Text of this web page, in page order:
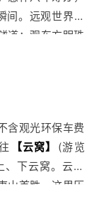
拍摄地—— 【乌
AAAA级景区水
圣旨馆等），
景区】
杭州风月美景
观鱼（西湖十
，苏堤春晓（西
）；观三潭印
不含往返电瓶
尝价值38元西
拍摄地——【乌
廊桥，财神湾、
启绚丽“夜景模
间。远观世界第
道；观东方明珠
及
馆，约1小时):能
，感受独特魅
区、浦江隧道；
88层）外景及
含观光环保车费
【云窝】
(游览
下云窝。云窝
山首胜，这里历
，此处因常有云